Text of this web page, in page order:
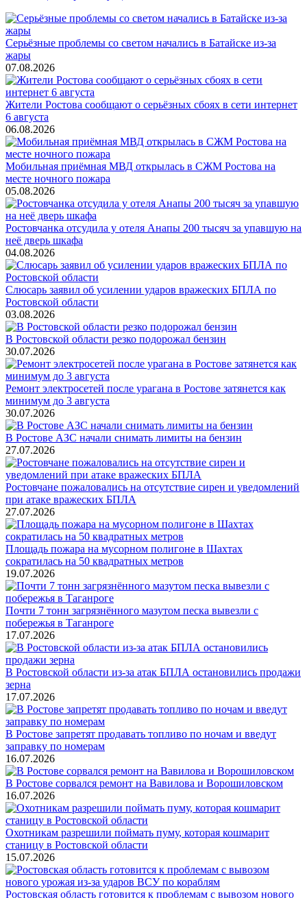
Серьёзные проблемы со светом начались в Батайске из-за
жары
07.08.2026
Жители Ростова сообщают о серьёзных сбоях в сети интернет
6 августа
06.08.2026
Мобильная приёмная МВД открылась в СЖМ Ростова на
месте ночного пожара
05.08.2026
Ростовчанка отсудила у отеля Анапы 200 тысяч за упавшую на
неё дверь шкафа
04.08.2026
Слюсарь заявил об усилении ударов вражеских БПЛА по
Ростовской области
03.08.2026
В Ростовской области резко подорожал бензин
30.07.2026
Ремонт электросетей после урагана в Ростове затянется как
минимум до 3 августа
30.07.2026
В Ростове АЗС начали снимать лимиты на бензин
27.07.2026
Ростовчане пожаловались на отсутствие сирен и уведомлений
при атаке вражеских БПЛА
27.07.2026
Площадь пожара на мусорном полигоне в Шахтах
сократилась на 50 квадратных метров
19.07.2026
Почти 7 тонн загрязнённого мазутом песка вывезли с
побережья в Таганроге
17.07.2026
В Ростовской области из-за атак БПЛА остановились продажи
зерна
17.07.2026
В Ростове запретят продавать топливо по ночам и введут
заправку по номерам
16.07.2026
В Ростове сорвался ремонт на Вавилова и Ворошиловском
16.07.2026
Охотникам разрешили поймать пуму, которая кошмарит
станицу в Ростовской области
15.07.2026
Ростовская область готовится к проблемам с вывозом нового